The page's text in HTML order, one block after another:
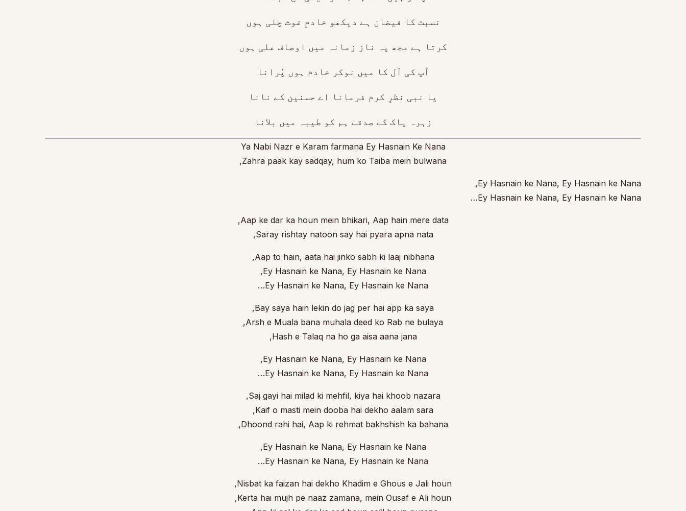
نسبت کا فیضان ہے دیکھو خادمِ غوث چلی ہوں
کرتا ہے مجھ پہ ناز زمانہ میں اوصاف علی ہوں
آپ کی آل کا میں نوکر خادم ہوں پُرانا
یا نبی نظرِ کرم فرمانا اے حسنین کے نانا
زہرہ پاک کے صدقے ہم کو طیبہ میں بلانا
Ya Nabi Nazr e Karam farmana Ey Hasnain Ke Nana
Zahra paak kay sadqay, hum ko Taiba mein bulwana,
Ey Hasnain ke Nana, Ey Hasnain ke Nana,
Ey Hasnain ke Nana, Ey Hasnain ke Nana…
Aap ke dar ka houn mein bhikari, Aap hain mere data,
Saray rishtay natoon say hai pyara apna nata,
Aap to hain, aata hai jinko sabh ki laaj nibhana,
Ey Hasnain ke Nana, Ey Hasnain ke Nana,
Ey Hasnain ke Nana, Ey Hasnain ke Nana…
Bay saya hain lekin do jag per hai app ka saya,
Arsh e Muala bana muhala deed ko Rab ne bulaya,
Hash e Talaq na ho ga aisa aana jana,
Ey Hasnain ke Nana, Ey Hasnain ke Nana,
Ey Hasnain ke Nana, Ey Hasnain ke Nana…
Saj gayi hai milad ki mehfil, kiya hai khoob nazara,
Kaif o masti mein dooba hai dekho aalam sara,
Dhoond rahi hai, Aap ki rehmat bakhshish ka bahana,
Ey Hasnain ke Nana, Ey Hasnain ke Nana,
Ey Hasnain ke Nana, Ey Hasnain ke Nana…
Nisbat ka faizan hai dekho Khadim e Ghous e Jali houn,
Kerta hai mujh pe naaz zamana, mein Ousaf e Ali houn,